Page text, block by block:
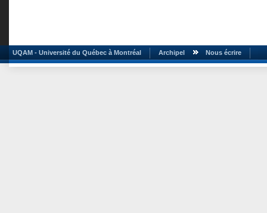
UQAM - Université du Québec à Montréal Archipel Nous écrire